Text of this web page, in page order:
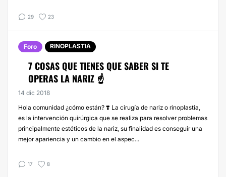
29 23
Foro RINOPLASTIA
7 COSAS QUE TIENES QUE SABER SI TE
OPERAS LA NARIZ ☝
14 dic 2018
Hola comunidad ¿cómo están? ❣️ La cirugía de nariz o rinoplastia,
es la intervención quirúrgica que se realiza para resolver problemas
principalmente estéticos de la nariz, su finalidad es conseguir una
mejor apariencia y un cambio en el aspec...
17 8